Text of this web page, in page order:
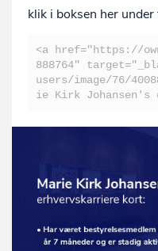
klik i boksen her
<a href="https://
888764"
users/image/76/
ie Kirk Johansen's